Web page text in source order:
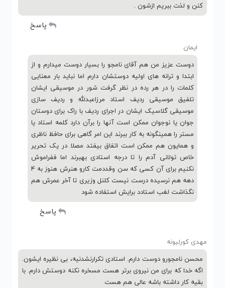
کنن و لذت ببریم ازشون .
پاسخ
ایمان
دوست عزیز من هم آقای نامجو را بسیار دوست میدارم و از
ابتدا و ترانه های اولیه دوستشان دارم اما نباید بار معنایی
کلمات را در هر رده در نظر گرفت شور در موسیقی ایشان
تلفیق موسیقی ردیف استاد مرزاعبدلله و ردیف سازی
موسیقی گلاسیک ایشان در اجرای ردیف با راک برای دوستان
جوان یا نوجوان ممکن است آنها را برآن دارد کلمه استاد یا
مستر را همینگونه به کار ببرند این امر گاهی برای حافظ ناظری
و همایون هم ممکن است اتفاق بیفتد مصلا در یک تحریر
خاص تولانی آدم را تا درجه استادی بهبرند اما ففراموش
نکنیم برای آن کسی که سن وقددمت کارو هنرش هنوز به 4
دهه هم نرسیده درست نیست کلنل وزیری تا آخر عمرش هم
نگذاشت لغب استادد برایش استفاده شود
پاسخ
مهدی کورلیونه
محسن نامجورو دوست دارم. استادی تکرارنشدنیه، بی نظیره ایشون.
اگه خدا که برای من نیروی برتر هست مسخره نکنه دوستش دارم. با
بقیه کار داشته باشه عالی هم هست